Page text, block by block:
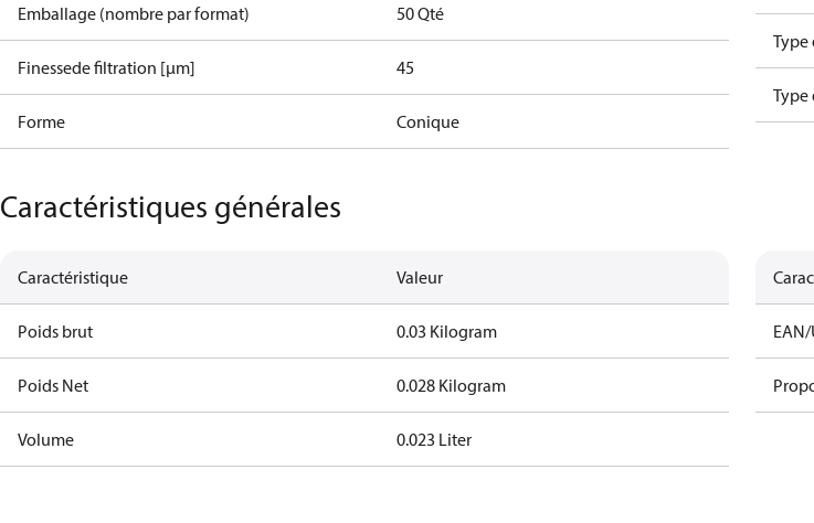
Emballage (nombre par format) 50 Qté
Finessede filtration [µm] 45
Forme Conique
Type
Caractéristiques générales
Caractéristique Valeur
Poids brut 0.03 Kilogram
Poids Net 0.028 Kilogram
Volume 0.023 Liter
EAN/